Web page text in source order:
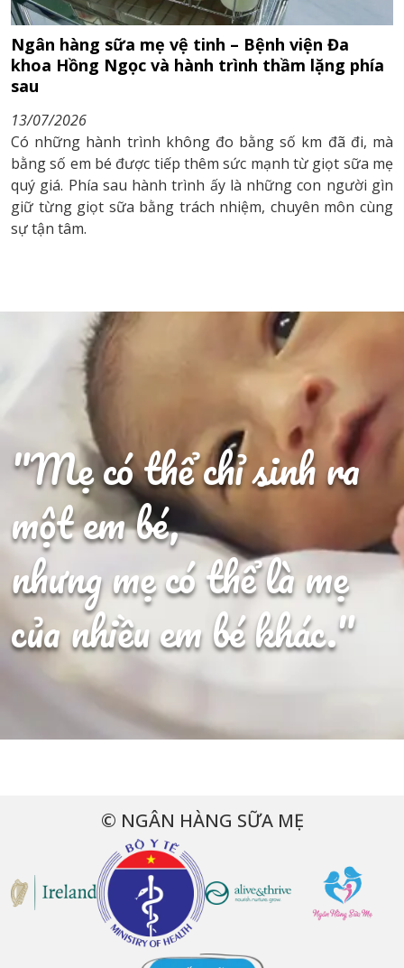
Ngân hàng sữa mẹ vệ tinh – Bệnh viện Đa
khoa Hồng Ngọc và hành trình thầm lặng phía
sau
13/07/2026
Có những hành trình không đo bằng số km đã đi, mà
bằng số em bé được tiếp thêm sức mạnh từ giọt sữa mẹ
quý giá. Phía sau hành trình ấy là những con người gìn
giữ từng giọt sữa bằng trách nhiệm, chuyên môn cùng
sự tận tâm.
"Mẹ có thể chỉ sinh ra
một em bé,
nhưng mẹ có thể là mẹ
của nhiều em bé khác."
© NGÂN HÀNG SỮA MẸ